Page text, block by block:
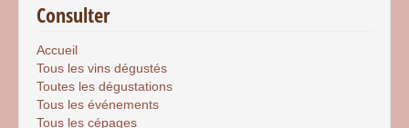
Consulter
Accueil
Tous les vins dégustés
Toutes les dégustations
Tous les événements
Tous les cépages